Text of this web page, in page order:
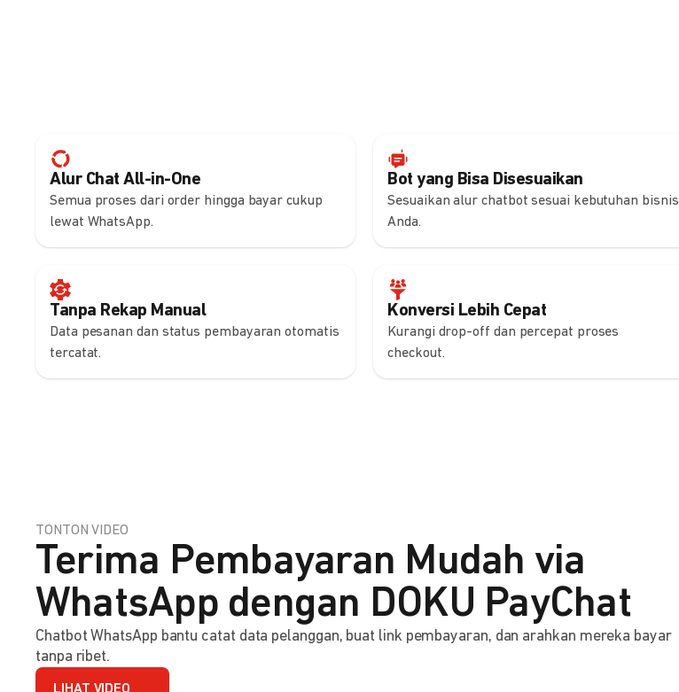
Alur Chat All-in-One
Semua proses dari order hingga bayar cukup
lewat WhatsApp.
Bot yang Bisa Disesuaikan
Sesuaikan alur chatbot sesuai kebutuhan bisnis
Anda.
Tanpa Rekap Manual
Data pesanan dan status pembayaran otomatis
tercatat.
Konversi Lebih Cepat
Kurangi drop-off dan percepat proses
checkout.
TONTON VIDEO
Terima Pembayaran Mudah via
WhatsApp dengan DOKU PayChat
Chatbot WhatsApp bantu catat data pelanggan, buat link pembayaran, dan arahkan mereka bayar
tanpa ribet.